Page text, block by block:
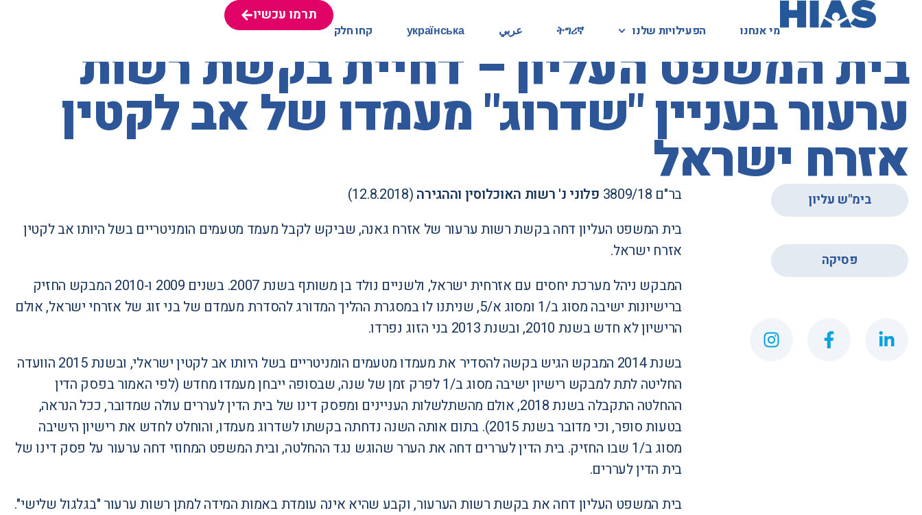
מי אנחנו הפעילויות שלנו ትግሪኛ عربي українська קחו חלק
תרמו עכשיו
מי אנחנו הפעילויות שלנו ትግሪኛ عربي українська קחו חלק
תרמו עכשיו
המאגר המשפטי
בית המשפט העליון – דחיית בקשת רשות
ערעור בעניין "שדרוג" מעמדו של אב לקטין
אזרח ישראל
בימ"ש עליון
פסיקה
בר"ם 3809/18 פלוני נ' רשות האוכלוסין וההגירה (12.8.2018)
בית המשפט העליון דחה בקשת רשות ערעור של אזרח גאנה, שביקש לקבל מעמד מטעמים הומניטריים בשל היותו אב לקטין
אזרח ישראל.
המבקש ניהל מערכת יחסים עם אזרחית ישראל, ולשניים נולד בן משותף בשנת 2007. בשנים 2009 ו-2010 המבקש החזיק
ברישיונות ישיבה מסוג ב/1 ומסוג א/5, שניתנו לו במסגרת ההליך המדורג להסדרת מעמדם של בני זוג של אזרחי ישראל, אולם
הרישיון לא חדש בשנת 2010, ובשנת 2013 בני הזוג נפרדו.
בשנת 2014 המבקש הגיש בקשה להסדיר את מעמדו מטעמים הומניטריים בשל היותו אב לקטין ישראלי, ובשנת 2015 הוועדה
החליטה לתת למבקש רישיון ישיבה מסוג ב/1 לפרק זמן של שנה, שבסופה ייבחן מעמדו מחדש (לפי האמור בפסק הדין
ההחלטה התקבלה בשנת 2018, אולם מהשתלשלות העניינים ומפסק דינו של בית הדין לעררים עולה שמדובר, ככל הנראה,
בטעות סופר, וכי מדובר בשנת 2015). בתום אותה השנה נדחתה בקשתו לשדרוג מעמדו, והוחלט לחדש את רישיון הישיבה
מסוג ב/1 שבו החזיק.
בית הדין לעררים דחה את הערר שהוגש נגד ההחלטה, ובית המשפט המחוזי דחה ערעור על פסק דינו של
בית הדין לעררים.
בית המשפט העליון דחה את בקשת רשות הערעור, וקבע שהיא אינה עומדת באמות המידה למתן רשות ערעור "בגלגול שלישי".